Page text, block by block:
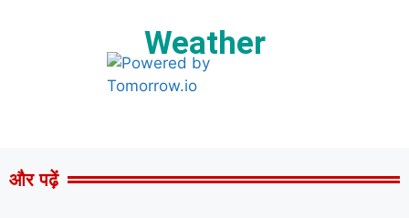
Weather
और पढ़ें